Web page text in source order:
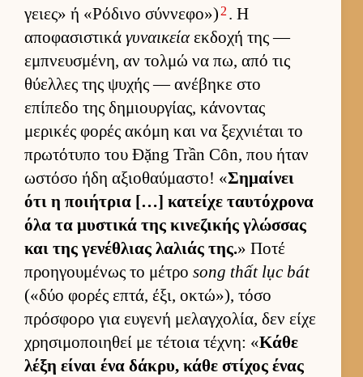
γειες» ή «Ρόδινο σύν­νεφο») 2 . Η
αποφασιστικά γυναικείαεκ­δοχή της —
εμπνευ­σμένη, αν τολμώ να πω, από τις
θύελ­λες της ψυχής — ανέβηκε στο
επίπεδο της δημιουρ­γίας, κάνοντας
μερικές φορές ακόμη και να ξεχνιέται το
πρωτότυπο του Đặng Trần Côn, που ήταν
ωστόσο ήδη αξιο­θαύ­μαστο! «Σημαί­νει
ότι η ποι­ήτρια […] κατείχε ταυ­τόχρονα
όλα τα μυστικά της κινεζικής γλώσ­σας
και της γενέθλιας λαλιάς της.» Ποτέ
προη­γου­μένως το μέτρο song thất lục bát
(«δύο φορές επτά, έξι, οκτώ»), τόσο
πρόσφορο για ευ­γενή μελαγ­χολία, δεν είχε
χρησιμοποι­ηθεί με τέτοια τέχνη: «Κάθε
λέξη εί­ναι ένα δάκρυ, κάθε στίχος ένας